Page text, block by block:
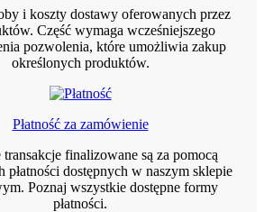
i koszty dostawy oferowanych przez
Część wymaga wcześniejszego
pozwolenia, które umożliwia zakup
określonych produktów.
Płatność za zamówienie
finalizowane są za pomocą
płatności dostępnych w naszym sklepie
Poznaj wszystkie dostępne formy
płatności.